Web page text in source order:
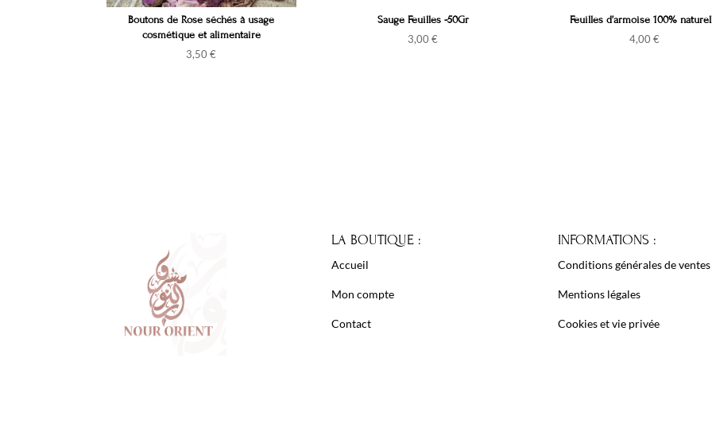
Boutons de Rose séchés à usage
cosmétique et alimentaire
3,50€
Sauge Feuilles -50Gr
3,00€
Feuilles d’armoise 100%
4,00€
LA BOUTIQUE :
Accueil
Mon compte
Contact
INFORMATIONS :
Conditions générales de ventes
Mentions légales
Cookies et vie privée